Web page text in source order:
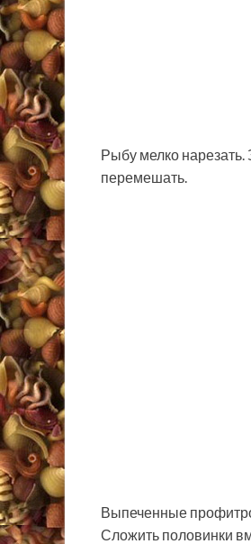
Рыбу мелко
перемешать.
Выпеченные
Сложить половинки